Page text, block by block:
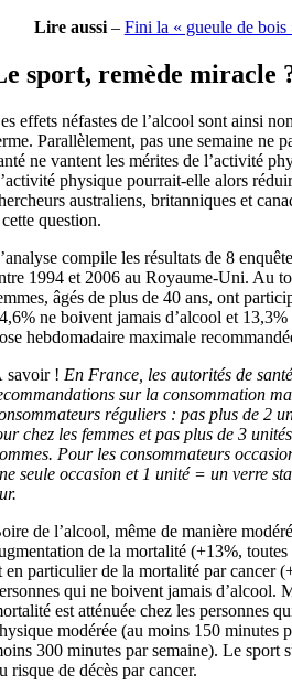
Lire aussi– Fini la « gueule de bois
sport, remède miracle
effets néfastes de l’alcool sont ainsi
Parallèlement, pas une semaine ne
ne vantent les mérites de l’activité
physique pourrait-elle alors
australiens, britanniques et
question.
compile les résultats de 8
1994 et 2006 au Royaume-Uni. Au
âgés de plus de 40 ans, ont
ne boivent jamais d’alcool et
hebdomadaire maximale
savoir ! En France, les autorités de
sur la consommation
réguliers : pas plus de 2
chez les femmes et pas plus de 3
Pour les consommateurs
seule occasion et 1 unité = un verre
de l’alcool, même de manière
de la mortalité (+13%, toutes
en particulier de la mortalité par cancer
qui ne boivent jamais d’alcool.
est atténuée chez les personnes
modérée (au moins 150 minutes
300 minutes par semaine). Le sport
risque de décès par cancer.